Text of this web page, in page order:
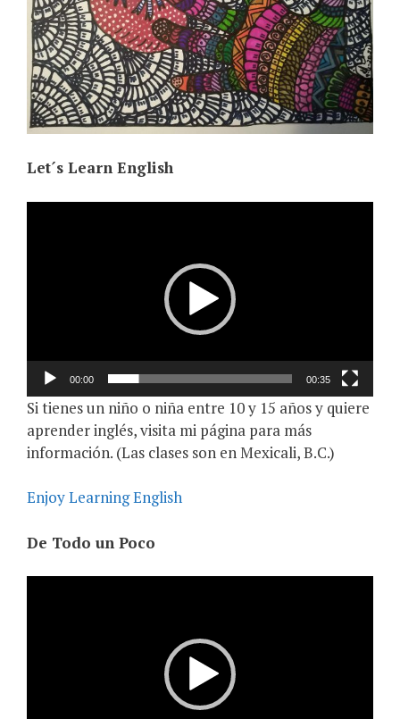
Let´s Learn English
00:00 00:35
Si tienes un niño o niña entre 10 y 15 años y quiere
aprender inglés, visita mi página para más
información. (Las clases son en Mexicali, B.C.)
Enjoy Learning English
De Todo un Poco